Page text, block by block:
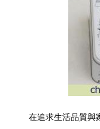
在追求生活品質與